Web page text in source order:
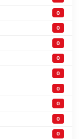
0
0
0
0
0
0
0
0
0